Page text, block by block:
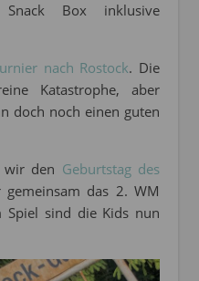
Box inklusive
nach Rostock. Die
Katastrophe, aber
doch noch einen guten
wir den Geburtstag des
das 2. WM
Spiel sind die Kids nun